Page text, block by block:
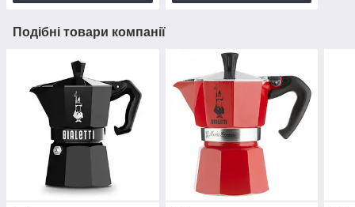
Подібні товари компанії